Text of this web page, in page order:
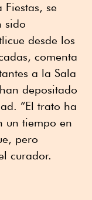
se
sido
desde los
comenta
a la Sala
depositado
“El trato ha
un tiempo en
pero
curador.